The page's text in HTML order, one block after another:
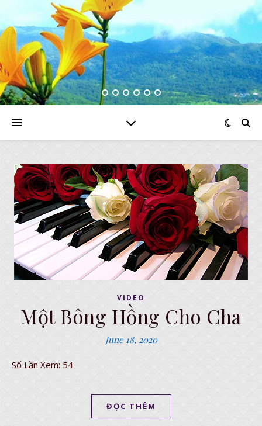
VIDEO
Một Bông Hồng Cho Cha
June 18, 2020
Số Lần Xem: 54
ĐỌC THÊM